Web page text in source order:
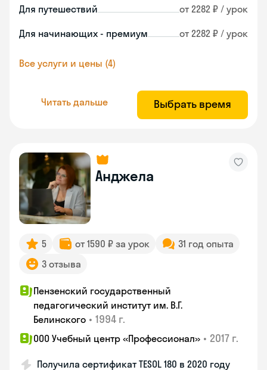
Для путешествий от 2282 ₽ / урок
Для начинающих - премиум от 2282 ₽ / урок
Все услуги и цены (4)
Читать дальше Выбрать время
Анджела
5 от 1590 ₽ за урок
31 год опыта
3 отзыва
Пензенский государственный
педагогический институт им. В.Г.
Белинского • 1994 г.
ООО Учебный центр «Профессионал» • 2017 г.
Получила сертификат TESOL 180 в 2020 году